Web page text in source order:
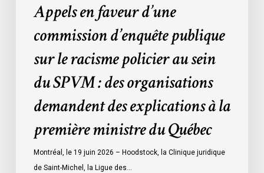
SPVM
organisations
explications
première
ministre
Appels en faveur d’une
commission d’enquête publique
sur le racisme policier au sein
du SPVM : des organisations
demandent des explications à la
première ministre du Québec
Montréal, le 19 juin 2026 – Hoodstock, la Clinique juridique
de Saint-Michel, la Ligue des…